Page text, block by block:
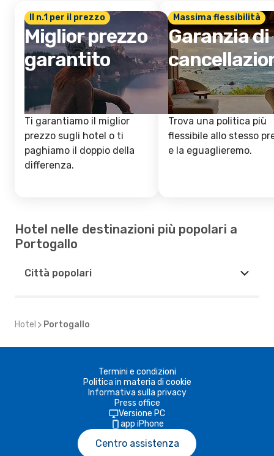
Il n.1 per il prezzo
Miglior prezzo
garantito
Ti garantiamo il miglior
prezzo sugli hotel o ti
paghiamo il doppio della
differenza.
Massima flessibilità
Garanzia di
Trova una politica più
flessibile allo stesso
e la eguaglieremo.
Hotel nelle destinazioni più popolari a
Portogallo
Città popolari
Hotel Portogallo
Termini e condizioni
Politica in materia di cookie
Informativa sulla privacy
Press office
Versione PC
app iPhone
Centro assistenza